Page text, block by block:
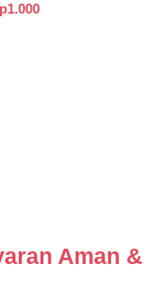
& Elektronika
1.000
Aman &